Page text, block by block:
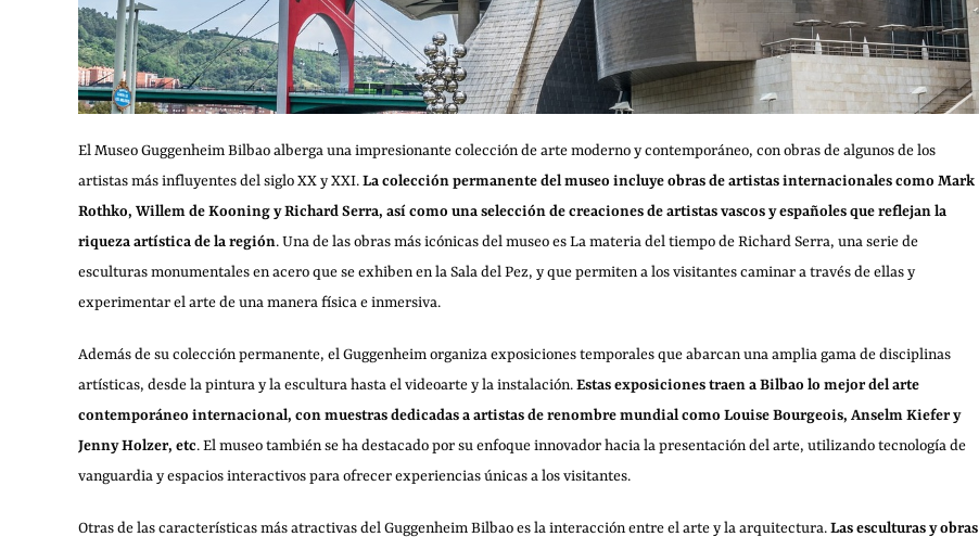
El Museo Guggenheim Bilbao alberga una impresionante colección de arte moderno y contemporáneo, con obras de algunos de los
artistas más influyentes del siglo XX y XXI.La colección permanente del museo incluye obras de artistas internacionales como Mark
Rothko, Willem de Kooning y Richard Serra, así como una selección de creaciones de artistas vascos y españoles que reflejan la
riqueza artística de la región. Una de las obras más icónicas del museo es La materia del tiempo de Richard Serra, una serie de
esculturas monumentales en acero que se exhiben en la Sala del Pez, y que permiten a los visitantes caminar a través de ellas y
experimentar el arte de una manera física e inmersiva.
Además de su colección permanente, el Guggenheim organiza exposiciones temporales que abarcan una amplia gama de disciplinas
artísticas, desde la pintura y la escultura hasta el videoarte y la instalación.Estas exposiciones traen a Bilbao lo mejor del arte
contemporáneo internacional, con muestras dedicadas a artistas de renombre mundial como Louise Bourgeois, Anselm Kiefer y
Jenny Holzer, etc. El museo también se ha destacado por su enfoque innovador hacia la presentación del arte, utilizando tecnología de
vanguardia y espacios interactivos para ofrecer experiencias únicas a los visitantes.
Otras de las características más atractivas del Guggenheim Bilbao es la interacción entre el arte y la arquitectura.Las esculturas y obras